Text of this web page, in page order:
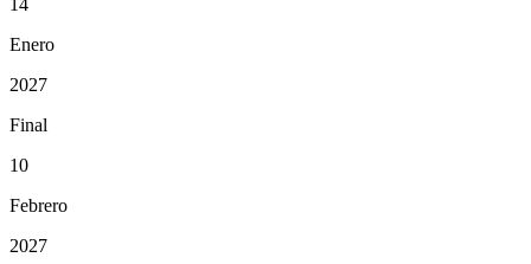
Enero
2027
Final
10
Febrero
2027